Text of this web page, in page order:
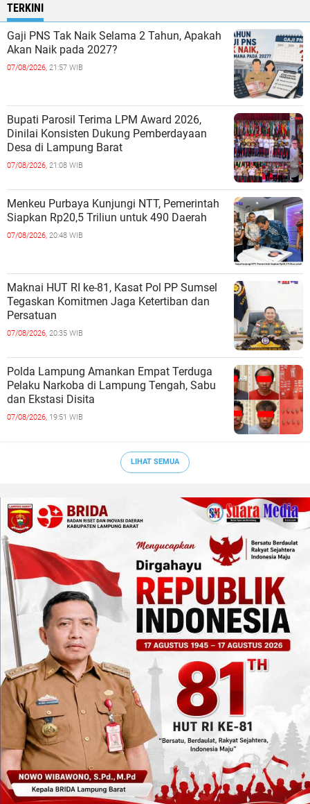
TERKINI
Gaji PNS Tak Naik Selama 2 Tahun, Apakah
Akan Naik pada 2027?
07/08/2026, 21:57 WIB
Bupati Parosil Terima LPM Award 2026,
Dinilai Konsisten Dukung Pemberdayaan
Desa di Lampung Barat
07/08/2026, 21:08 WIB
Menkeu Purbaya Kunjungi NTT, Pemerintah
Siapkan Rp20,5 Triliun untuk 490 Daerah
07/08/2026, 20:48 WIB
Maknai HUT RI ke-81, Kasat Pol PP Sumsel
Tegaskan Komitmen Jaga Ketertiban dan
Persatuan
07/08/2026, 20:35 WIB
Polda Lampung Amankan Empat Terduga
Pelaku Narkoba di Lampung Tengah, Sabu
dan Ekstasi Disita
07/08/2026, 19:51 WIB
LIHAT SEMUA